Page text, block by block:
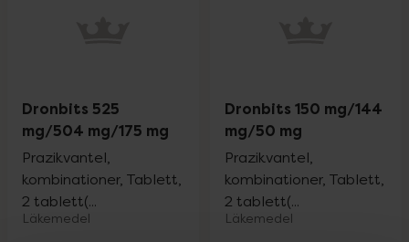
Dronbits 525
mg/504 mg/175 mg
Prazikvantel,
kombinationer, Tablett,
2 tablett(...
Läkemedel
Dronbits 150 mg/144
mg/50 mg
Prazikvantel,
kombinationer, Tablett,
2 tablett(...
Läkemedel